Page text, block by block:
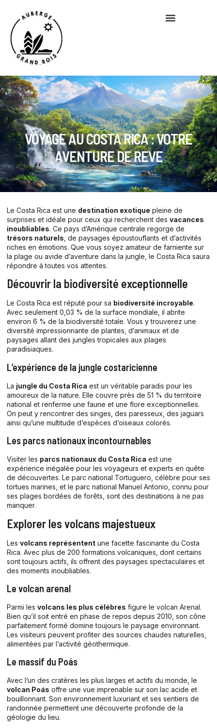
VOYAGE AU COSTA RICA : VOTRE
AVENTURE DE REVE
Le Costa Rica est une destination exotique pleine de
surprises et idéale pour ceux qui recherchent des vacances
inoubliables. Ce pays d’Amérique centrale regorge de
trésors naturels , de paysages époustouflants et d’activités
riches en émotions. Que vous soyez amateur de farniente sur
la plage ou avide d’aventure dans la jungle, le Costa Rica saura
répondre à toutes vos attentes.
Découvrir la biodiversité exceptionnelle
Le Costa Rica est réputé pour sa biodiversité incroyable.
Avec seulement 0,03 % de la surface mondiale, il abrite
environ 6 % de la biodiversité totale. Vous y trouverez une
diversité impressionnante de plantes, d’animaux et de
paysages allant des jungles tropicales aux plages
paradisiaques.
L’expérience de la jungle costaricienne
La jungle du Costa Rica est un véritable paradis pour les
amoureux de la nature. Elle couvre près de 51 % du territoire
national et renferme une faune et une flore exceptionnelles.
On peut y rencontrer des singes, des paresseux, des jaguars
ainsi qu’une multitude d’espèces d’oiseaux colorés.
Les parcs nationaux incontournables
Visiter les parcs nationaux du Costa Rica est une
expérience inégalée pour les voyageurs et experts en quête
de découvertes. Le parc national Tortuguero, célèbre pour ses
tortues marines, et le parc national Manuel Antonio, connu pour
ses plages bordées de forêts, sont des destinations à ne pas
manquer.
Explorer les volcans majestueux
Les volcans représentent une facette fascinante du Costa
Rica. Avec plus de 200 formations volcaniques, dont certains
sont toujours actifs, ils offrent des paysages spectaculaires et
des moments inoubliables.
Le volcan arenal
Parmi les volcans les plus célèbres figure le volcan Arenal.
Bien qu’il soit entré en phase de repos depuis 2010, son cône
parfaitement formé domine toujours le paysage environnant.
Les visiteurs peuvent profiter des sources chaudes naturelles,
alimentées par l’activité géothermique.
Le massif du Poás
Avec l’un des cratères les plus larges et actifs du monde, le
volcan Poás offre une vue imprenable sur son lac acide et
bouillonnant. Son environnement luxuriant et ses sentiers de
randonnée permettent une découverte profonde de la
géologie du lieu.